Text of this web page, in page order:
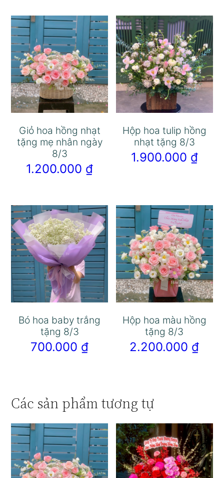
Giỏ hoa hồng nhạt
tặng mẹ nhân ngày
8/3
1.200.000 ₫
Hộp hoa tulip hồng
nhạt tặng 8/3
1.900.000 ₫
Bó hoa baby trắng
tặng 8/3
700.000 ₫
Hộp hoa màu hồng
tặng 8/3
2.200.000 ₫
Các sản phẩm tương tự